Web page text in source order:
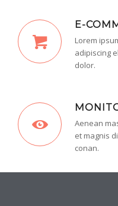
E-
Lorem
adipiscing
dolor.
Aenean
et magnis
conan.